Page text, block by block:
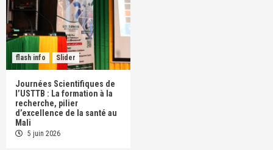
flash info Slider
Journées Scientifiques de
l’USTTB : La formation à la
recherche, pilier
d’excellence de la santé au
Mali
5 juin 2026